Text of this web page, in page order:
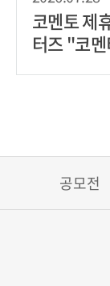
코멘토 제
터즈 "코
공모전